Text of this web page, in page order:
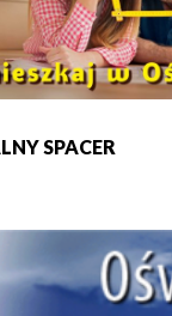
SPACER